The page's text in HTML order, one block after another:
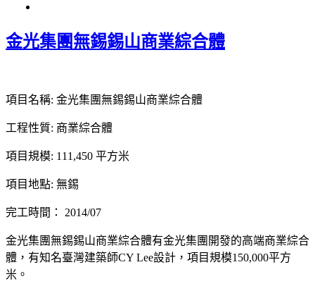
金光集團無錫錫山商業綜合體
項目名稱: 金光集團無錫錫山商業綜合體
工程性質: 商業綜合體
項目規模: 111,450 平方米
項目地點: 無錫
完工時間： 2014/07
金光集團無錫錫山商業綜合體有金光集團開發的高端商業綜合
體，有知名臺灣建築師CY Lee設計，項目規模150,000平方
米。